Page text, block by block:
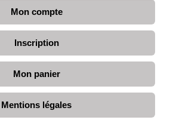
Mon compte
Inscription
Mon panier
Mentions légales